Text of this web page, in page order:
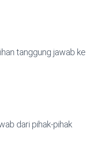
tanggung jawab ke
dari pihak-pihak